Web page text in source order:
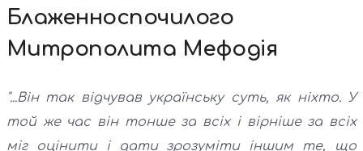
Блаженноспочилого
Митрополита Мефодія
"...Він так відчував українську суть, як ніхто. У
той же час він тонше за всіх і вірніше за всіх
міг оцінити і дати зрозуміти іншим те, що